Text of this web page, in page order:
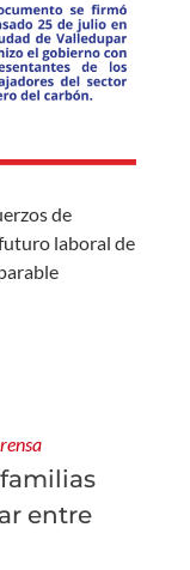
de
laboral de
entre